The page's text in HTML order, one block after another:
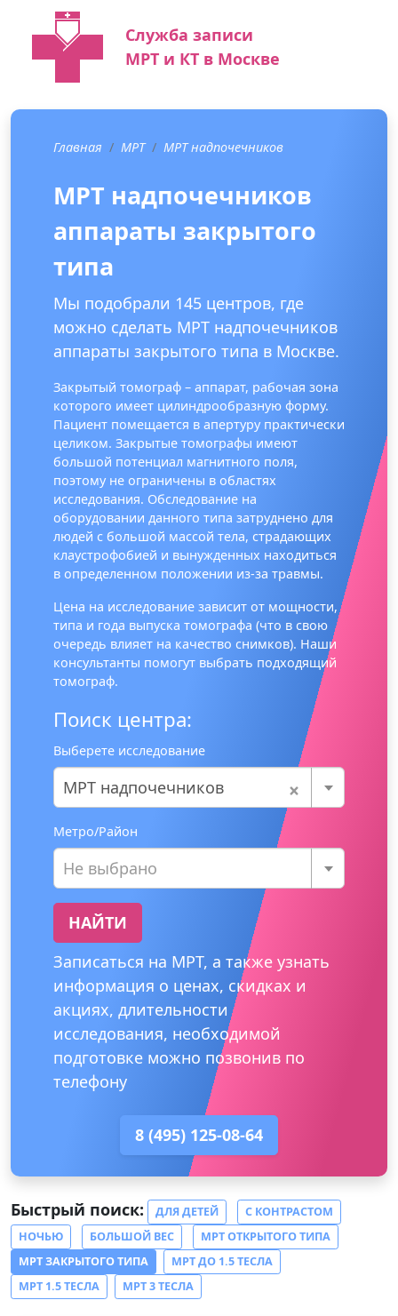
Служба записи
МРТ и КТ в Москве
Главная МРТ МРТ надпочечников
МРТ надпочечников
аппараты закрытого
типа
Мы подобрали 145 центров, где
можно сделать МРТ надпочечников
аппараты закрытого типа в Москве.
Закрытый томограф – аппарат, рабочая зона
которого имеет цилиндрообразную форму.
Пациент помещается в апертуру практически
целиком. Закрытые томографы имеют
большой потенциал магнитного поля,
поэтому не ограничены в областях
исследования. Обследование на
оборудовании данного типа затруднено для
людей с большой массой тела, страдающих
клаустрофобией и вынужденных находиться
в определенном положении из-за травмы.
Цена на исследование зависит от мощности,
типа и года выпуска томографа (что в свою
очередь влияет на качество снимков). Наши
консультанты помогут выбрать подходящий
томограф.
Поиск центра:
Выберете исследование
×
МРТ надпочечников
Метро/Район
Не выбрано
НАЙТИ
Записаться на МРТ, а также узнать
информация о ценах, скидках и
акциях, длительности
исследования, необходимой
подготовке можно позвонив по
телефону
8 (495) 125-08-64
Быстрый поиск: ДЛЯ ДЕТЕЙ
С КОНТРАСТОМ
НОЧЬЮ
БОЛЬШОЙ ВЕС
МРТ ОТКРЫТОГО ТИПА
МРТ ЗАКРЫТОГО ТИПА
МРТ ДО 1.5 ТЕСЛА
МРТ 1.5 ТЕСЛА
МРТ 3 ТЕСЛА